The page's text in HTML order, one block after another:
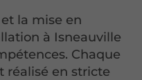
et la mise en
à Isneauville
Chaque
réalisé en stricte